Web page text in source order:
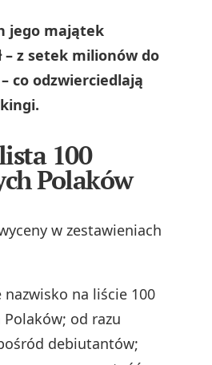
jego majątek
– z setek milionów do
co odzwierciedlają
100
Polaków
w zestawieniach
nazwisko na liście 100
od razu
debiutantów;